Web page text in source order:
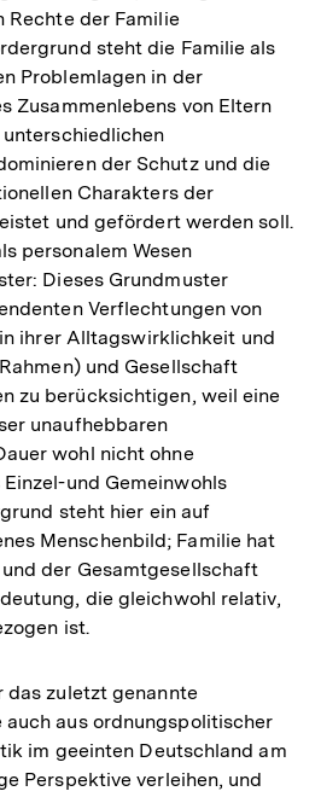
Rechte der Familie
steht die Familie als
Problemlagen in der
Zusammenlebens von Eltern
der Schutz und die
Charakters der
und gefördert werden soll.
personalem Wesen
Dieses Grundmuster
Verflechtungen von
ihrer Alltagswirklichkeit und
und Gesellschaft
zu berücksichtigen, weil eine
unaufhebbaren
wohl nicht ohne
und Gemeinwohls
steht hier ein auf
Menschenbild; Familie hat
der Gesamtgesellschaft
die gleichwohl relativ,
ist.
das zuletzt genannte
auch aus ordnungspolitischer
im geeinten Deutschland am
Perspektive verleihen, und